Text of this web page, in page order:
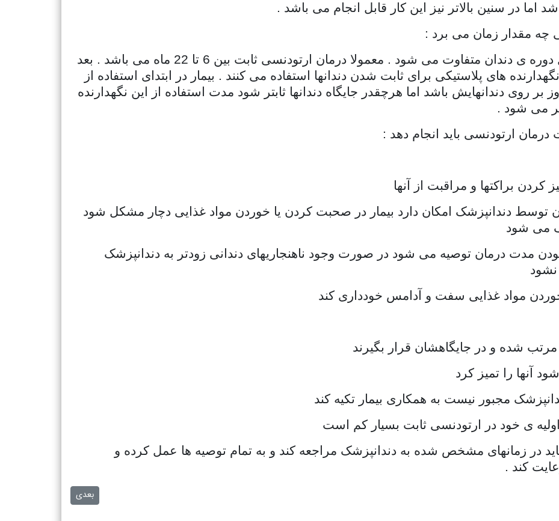
چه مقدار زمان می برد :
با توجه به نوع ناهنجاری دندان طول دوره ی دندان متفاوت می شود . معمولا درمان ارتودنسی ثابت بین 6 تا 22 ماه می باشد . بعد
های پلاستیکی برای ثابت شدن دندانها استفاده می کنند . بیمار در ابتدای استفاده از
بر روی دندانهایش باشد اما هرچقدر جایگاه دندانها ثابتر شود مدت استفاده از این نگهدارنده
می شود .
ارتودنسی باید انجام دهد :
براکتها و مراقبت از آنها
توسط دندانپزشک امکان دارد بیمار در صحبت کردن یا خوردن مواد غذایی دچار مشکل شود
می شود
مدت درمان توصیه می شود در صورت وجود ناهنجاریهای دندانی زودتر به دندانپزشک
نشود
مواد غذایی سفت و آدامس خودداری کند
در زمانهای مشخص شده به دندانپزشک مراجعه کند و به تمام توصیه ها عمل کرده و
کند .
مطلب بعدی: مزایا و معایب
بعدی